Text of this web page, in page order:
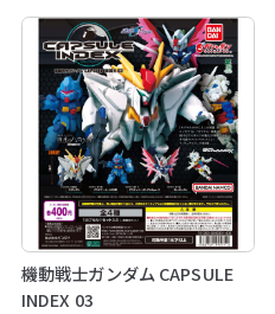
機動戦士ガンダム CAPSULE
INDEX 03